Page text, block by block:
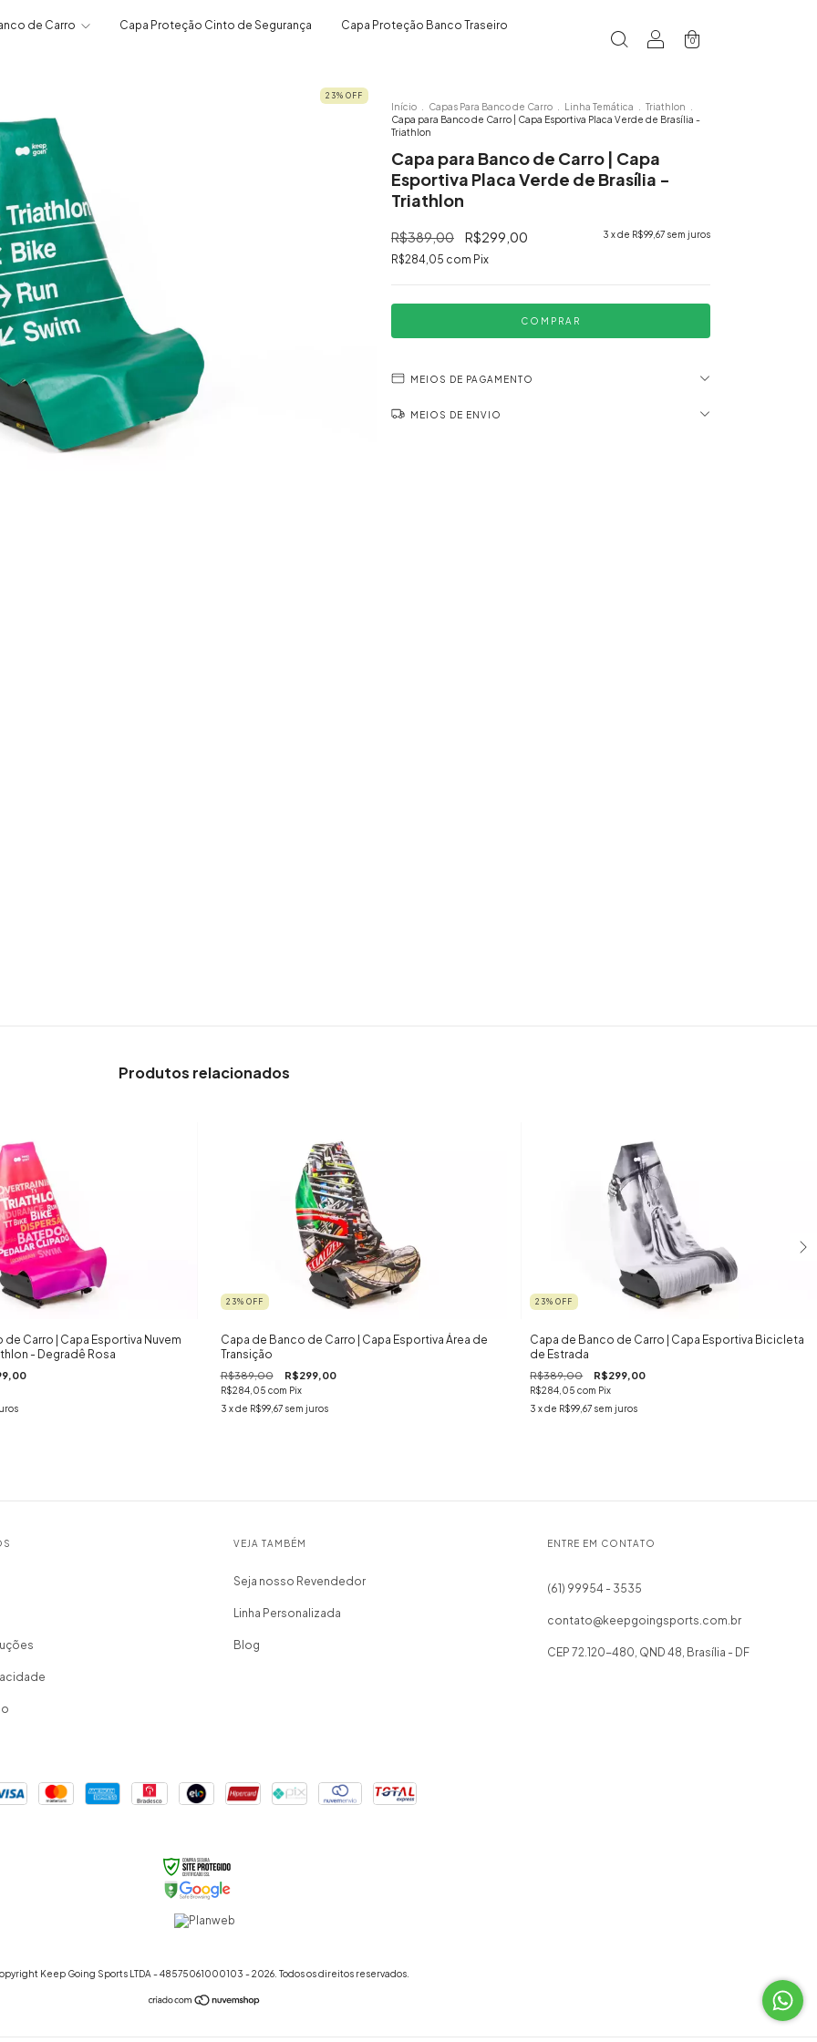
de Carro Capa Proteção Cinto de Segurança Capa Proteção Banco Traseiro
0
23% OFF
Início Capas Para Banco de Carro Linha Temática Triathlon
Capa para Banco de Carro | Capa Esportiva Placa Verde de Brasília -
Triathlon
Capa para Banco de Carro | Capa
Esportiva Placa Verde de Brasília -
Triathlon
R$389,00 R$299,00 3 x de R$99,67 sem juros
R$284,05 com Pix
MEIOS DE PAGAMENTO
MEIOS DE ENVIO
Produtos relacionados
de Carro | Capa Esportiva Nuvem
- Degradê Rosa
23% OFF
Capa de Banco de Carro | Capa Esportiva Área de
Transição
R$389,00 R$299,00
R$284,05 com Pix
3 x de R$99,67 sem juros
23%OFF
Capa de Banco de Carro | Capa Esportiva Bicicleta
de Estrada
R$389,00 R$299,00
R$284,05com Pix
3 x de R$99,67 sem juros
VEJA TAMBÉM
Seja nosso Revendedor
Linha Personalizada
Blog
ENTRE EM CONTATO
(61) 99954 - 3535
contato@keepgoingsports.com.br
CEP 72.120-480, QND 48, Brasília - DF
Keep Going Sports LTDA - 48575061000103 - 2026. Todos os direitos reservados.